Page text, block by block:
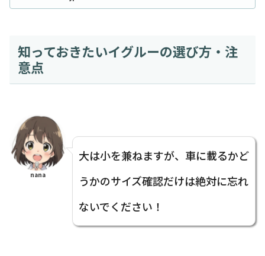
知っておきたいイグルーの選び方・注
意点
nana
大は小を兼ねますが、車に載るかど
うかのサイズ確認だけは絶対に忘れ
ないでください！